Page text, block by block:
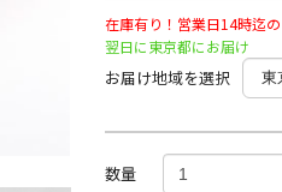
在庫有り！営業日14時迄
翌日に東京都にお届け
お届け地域を選択
数量